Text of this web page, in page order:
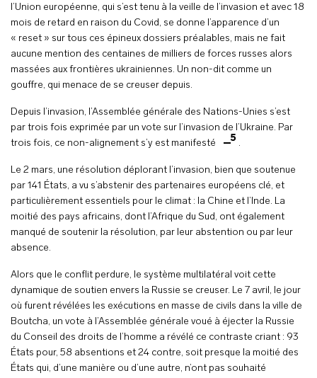
l’Union européenne, qui s’est tenu à la veille de l’invasion et avec 18
mois de retard en raison du Covid, se donne l’apparence d’un
« reset » sur tous ces épineux dossiers préalables, mais ne fait
aucune mention des centaines de milliers de forces russes alors
massées aux frontières ukrainiennes. Un non-dit comme un
gouffre, qui menace de se creuser depuis.
Depuis l’invasion, l’Assemblée générale des Nations-Unies s’est
par trois fois exprimée par un vote sur l’invasion de l’Ukraine. Par
trois fois, ce non-alignement s’y est manifesté
5 .
Le 2 mars, une résolution déplorant l’invasion, bien que soutenue
par 141 États, a vu s’abstenir des partenaires européens clé, et
particulièrement essentiels pour le climat : la Chine et l’Inde. La
moitié des pays africains, dont l’Afrique du Sud, ont également
manqué de soutenir la résolution, par leur abstention ou par leur
absence.
Alors que le conflit perdure, le système multilatéral voit cette
dynamique de soutien envers la Russie se creuser. Le 7 avril, le jour
où furent révélées les exécutions en masse de civils dans la ville de
Boutcha, un vote à l’Assemblée générale voué à éjecter la Russie
du Conseil des droits de l’homme a révélé ce contraste criant : 93
États pour, 58 absentions et 24 contre, soit presque la moitié des
États qui, d’une manière ou d’une autre, n’ont pas souhaité